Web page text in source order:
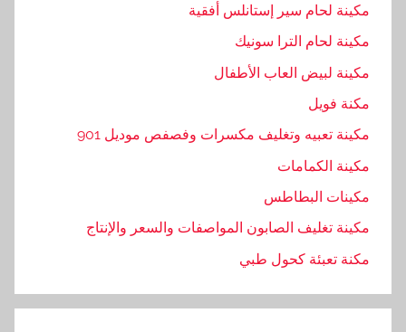
مكينة لحام سير إستانلس أفقية
مكينة لحام الترا سونيك
مكينة لبيض العاب الأطفال
مكنة فويل
مكينة تعبيه وتغليف مكسرات وفصفص موديل 901
مكينة الكمامات
مكينات البطاطس
مكينة تغليف الصابون المواصفات والسعر والإنتاج
مكنة تعبئة كحول طبي